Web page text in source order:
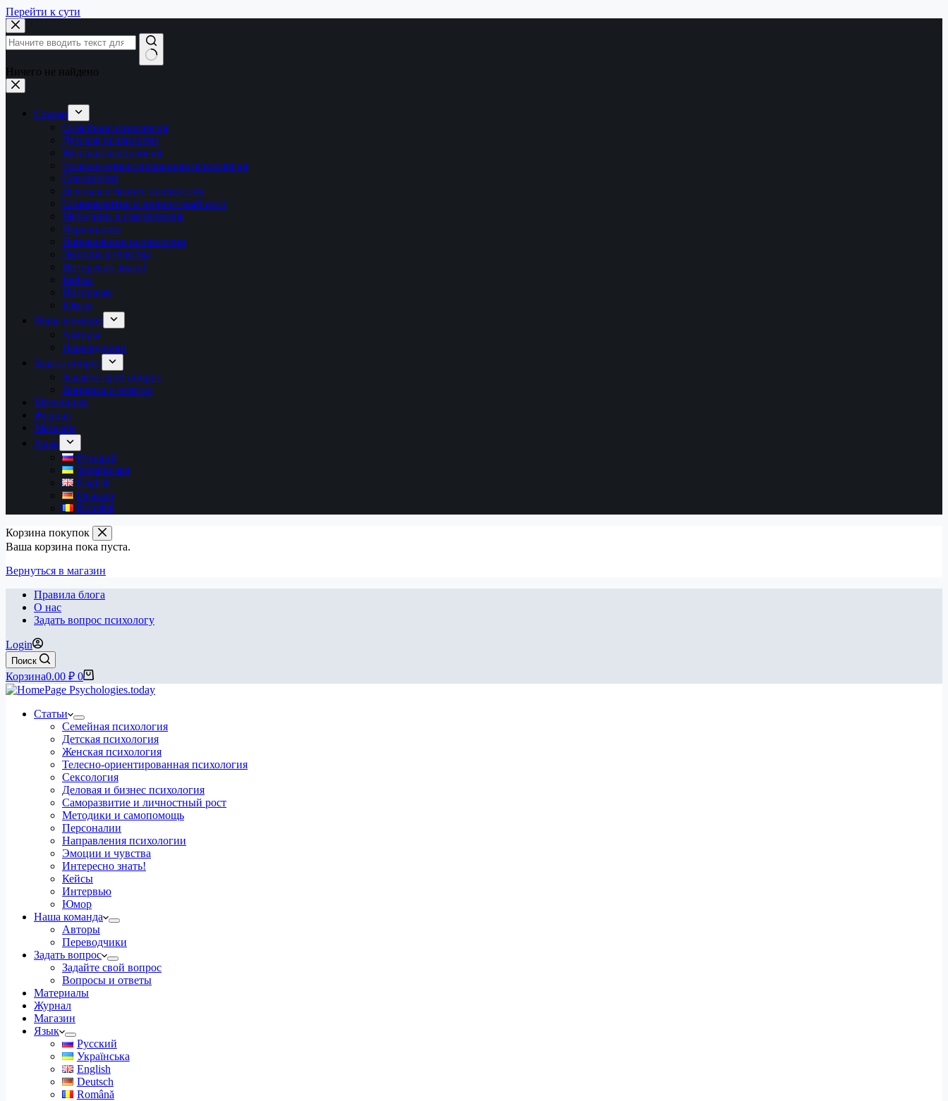
Перейти к сути
Ничего не найдено
Статьи
Семейная психология
Детская психология
Женская психология
Телесно-ориентированная психология
Сексология
Деловая и бизнес психология
Саморазвитие и личностный рост
Методики и самопомощь
Персоналии
Направления психологии
Эмоции и чувства
Интересно знать!
Кейсы
Интервью
Юмор
Наша команда
Авторы
Переводчики
Задать вопрос
Задайте свой вопрос
Вопросы и ответы
Материалы
Журнал
Магазин
Язык
Русский
Українська
English
Deutsch
Română
Корзина покупок
Ваша корзина пока пуста.
Вернуться в магазин
Правила блога
О нас
Задать вопрос психологу
Login
Поиск
Корзина0.00 ₽ 0
Статьи
Семейная психология
Детская психология
Женская психология
Телесно-ориентированная психология
Сексология
Деловая и бизнес психология
Саморазвитие и личностный рост
Методики и самопомощь
Персоналии
Направления психологии
Эмоции и чувства
Интересно знать!
Кейсы
Интервью
Юмор
Наша команда
Авторы
Переводчики
Задать вопрос
Задайте свой вопрос
Вопросы и ответы
Материалы
Журнал
Магазин
Язык
Русский
Українська
English
Deutsch
Română